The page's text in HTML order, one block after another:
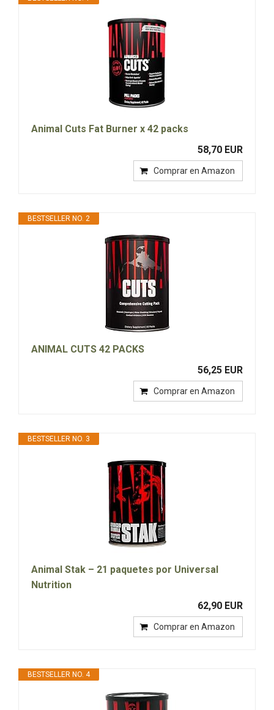
Animal Cuts Fat Burner x 42 packs
58,70 EUR
Comprar en Amazon
BESTSELLER NO. 2
ANIMAL CUTS 42 PACKS
56,25 EUR
Comprar en Amazon
BESTSELLER NO. 3
Animal Stak – 21 paquetes por Universal
Nutrition
62,90 EUR
Comprar en Amazon
BESTSELLER NO. 4